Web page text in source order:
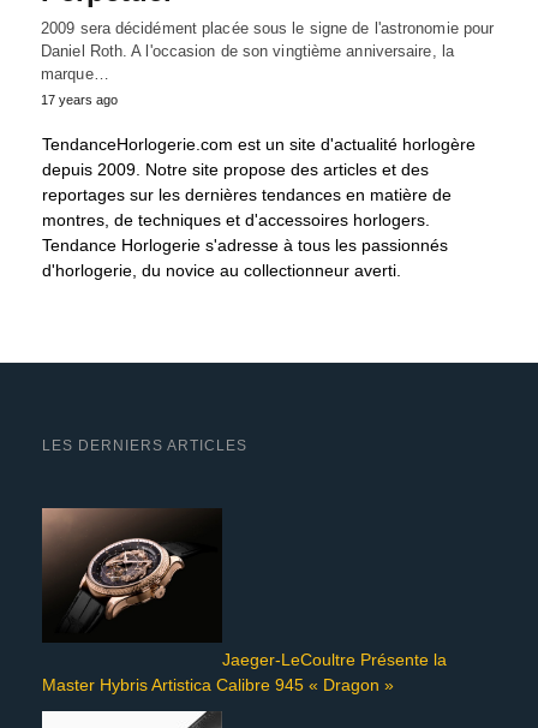
2009 sera décidément placée sous le signe de l'astronomie pour
Daniel Roth. A l'occasion de son vingtième anniversaire, la
marque…
17 years ago
TendanceHorlogerie.com est un site d'actualité horlogère
depuis 2009. Notre site propose des articles et des
reportages sur les dernières tendances en matière de
montres, de techniques et d'accessoires horlogers.
Tendance Horlogerie s'adresse à tous les passionnés
d'horlogerie, du novice au collectionneur averti.
LES DERNIERS ARTICLES
Jaeger-LeCoultre Présente la
Master Hybris Artistica Calibre 945 « Dragon »